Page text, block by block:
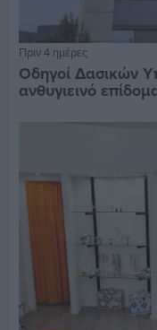
Πριν 4 ημέρες
Οδηγοί Δασικών
ανθυγιεινό